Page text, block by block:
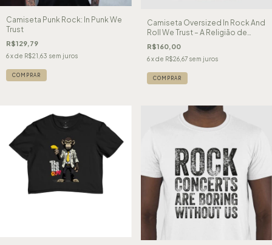
Camiseta Punk Rock: In Punk We
Trust
R$129,79
6x de R$21,63 sem juros
COMPRAR
Camiseta Oversized In Rock And
Roll We Trust – A Religião de
Quem Vive o Rock
R$160,00
6 x de R$26,67 sem juros
COMPRAR